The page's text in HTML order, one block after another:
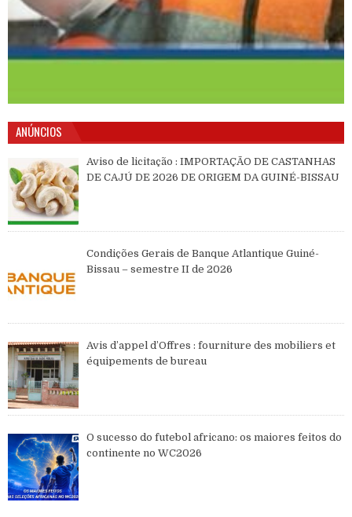
ANÚNCIOS
Aviso de licitação : IMPORTAÇÃO DE CASTANHAS
DE CAJÚ DE 2026 DE ORIGEM DA GUINÉ-BISSAU
Condições Gerais de Banque Atlantique Guiné-
Bissau – semestre II de 2026
Avis d’appel d’Offres : fourniture des mobiliers et
équipements de bureau
O sucesso do futebol africano: os maiores feitos do
continente no WC2026